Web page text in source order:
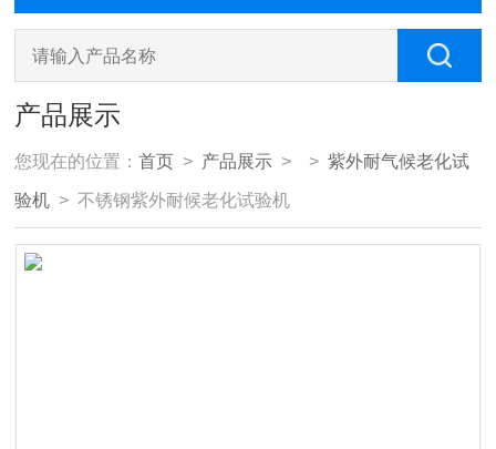
产品展示
您现在的位置：首页 > 产品展示 > >紫外耐气候老化试
验机 > 不锈钢紫外耐候老化试验机